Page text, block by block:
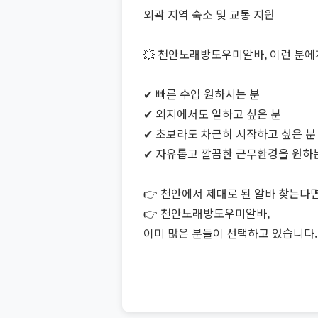
외곽 지역 숙소 및 교통 지원
💥 천안노래방도우미알바, 이런 분
✔ 빠른 수입 원하시는 분
✔ 외지에서도 일하고 싶은 분
✔ 초보라도 차근히 시작하고 싶은 분
✔ 자유롭고 깔끔한 근무환경을 원하
👉 천안에서 제대로 된 알바 찾는다
👉 천안노래방도우미알바,
이미 많은 분들이 선택하고 있습니다.